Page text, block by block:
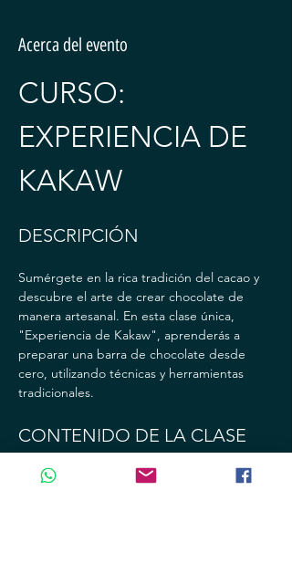
Acerca del evento
CURSO:
EXPERIENCIA DE
KAKAW
DESCRIPCIÓN
Sumérgete en la rica tradición del cacao y
descubre el arte de crear chocolate de
manera artesanal. En esta clase única,
"Experiencia de Kakaw", aprenderás a
preparar una barra de chocolate desde
cero, utilizando técnicas y herramientas
tradicionales.
CONTENIDO DE LA CLASE
- Introducción al cacao: Historia, origen y